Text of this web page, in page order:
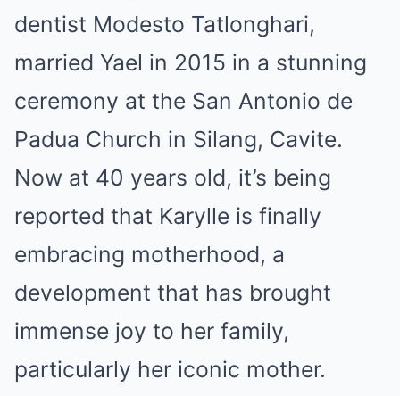
dentist Modesto Tatlonghari,
married Yael in 2015 in a stunning
ceremony at the San Antonio de
Padua Church in Silang, Cavite.
Now at 40 years old, it’s being
reported that Karylle is finally
embracing motherhood, a
development that has brought
immense joy to her family,
particularly her iconic mother.